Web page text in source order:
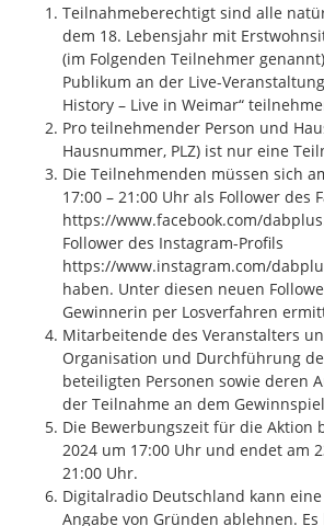
Teilnahmeberechtigt sind alle
dem 18. Lebensjahr mit
(im Folgenden Teilnehmer
Publikum an der Live-
History – Live in Weimar“
Pro teilnehmender Person und
Hausnummer, PLZ) ist nur eine
Die Teilnehmenden müssen sich
17:00 – 21:00 Uhr als Follower des
https://www.facebook.com/
Follower des Instagram-Profils
https://www.instagram.com/
haben. Unter diesen neuen
Gewinnerin per Losverfahren
Mitarbeitende des Veranstalters
Organisation und Durchführung
beteiligten Personen sowie deren
der Teilnahme an dem
Die Bewerbungszeit für die Aktion
2024 um 17:00 Uhr und endet am
21:00 Uhr.
Digitalradio Deutschland kann
Angabe von Gründen ablehnen.